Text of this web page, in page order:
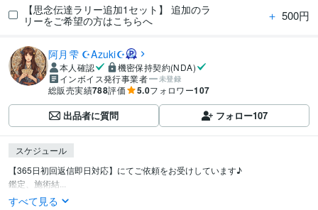
【思念伝達ラリー追加1セット】 追加のラ
リーをご希望の方はこちらへ
＋ 500円
阿月雫 ☪︎Azuki☪︎
本人確認
機密保持契約(NDA)
インボイス発行事業者
未登録
総販売実績788評価 5.0フォロワー107
出品者に質問 フォロー107
スケジュール
【365日初回返信即日対応】にてご依頼をお受けしています♪
鑑定、施術結...
すべて見る